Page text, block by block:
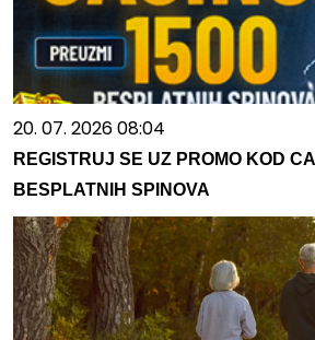
20. 07. 2026 08:04
REGISTRUJ SE UZ PROMO KOD
BESPLATNIH SPINOVA